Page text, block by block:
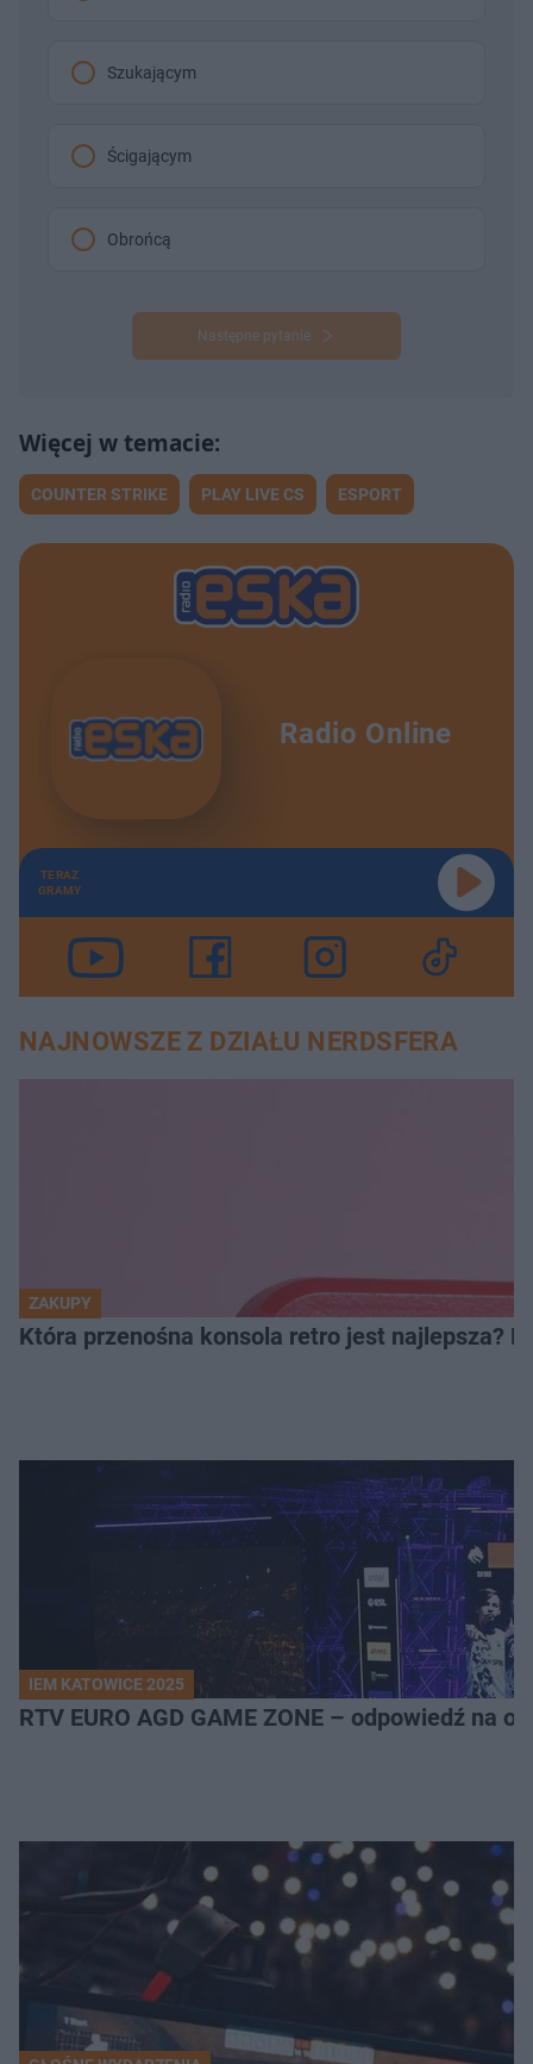
Szukającym
Ścigającym
Obrońcą
Następne pytanie
COUNTER STRIKE PLAY LIVE CS ESPORT
Radio Online
TERAZ
GRAMY
NAJNOWSZE Z DZIAŁU NERDSFERA
ZAKUPY
Która przenośna konsola retro jest najlepsza?
IEM KATOWICE 2025
RTV EURO AGD GAME ZONE – odpowiedź na